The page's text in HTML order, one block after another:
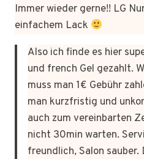
Immer wieder gerne!! LG
einfachem Lack
Also ich finde es hier
und french Gel gezahlt.
muss man 1€ Gebühr
man kurzfristig und
auch zum vereinbarten
nicht 30min warten.
freundlich, Salon sauber.